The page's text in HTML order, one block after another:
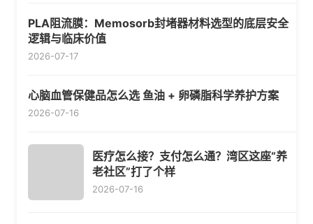
PLA阻流膜：Memosorb封堵器材料选型的底层安全
逻辑与临床价值
2026-07-17
心脑血管保健品怎么选 鱼油 + 卵磷脂科学养护方案
2026-07-16
医疗怎么接？支付怎么通？湾区这座“养
老社区”打了个样
2026-07-16